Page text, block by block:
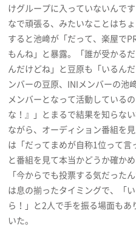
けグループに入っていないんで
なで頑張る、みたいなことはち
すると池﨑が「だって、楽屋で
もんね」と暴露。「誰が受かる
んだけどね」と豆原も「いるん
ンバーの豆原、INIメンバーの池
メンバーとなって活動している
な！』」とまるで結果を知らな
ながら、オーディション番組を
は「だってまめが自称1位って言
と番組を見て本当かどうか確か
「今からでも投票する気だった
は息の揃ったタイミングで、「
ら！」と2人で手を振る場面も
いた。